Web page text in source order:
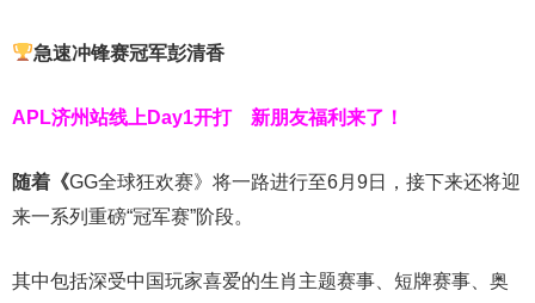
急速冲锋赛冠军彭清香
APL济州站线上Day1开打 新朋友福利来了！
随着《GG全球狂欢赛》将一路进行至6月9日，接下来还将迎
来一系列重磅“冠军赛”阶段。
其中包括深受中国玩家喜爱的生肖主题赛事、短牌赛事、奥